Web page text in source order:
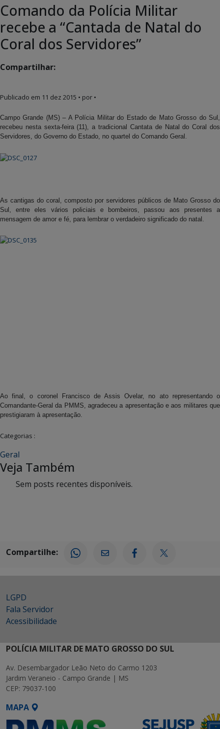
Comando da Polícia Militar
recebe a “Cantada de Natal do
Coral dos Servidores”
Compartilhar:
Publicado em 11 dez 2015 • por •
Campo Grande (MS) – A Polícia Militar do Estado de Mato Grosso do Sul,
recebeu nesta sexta-feira (11), a tradicional Cantata de Natal do Coral dos
Servidores, do Governo do Estado, no quartel do Comando Geral.
As cantigas do coral, composto por servidores públicos de Mato Grosso do
Sul, entre eles vários policiais e bombeiros, passou aos presentes a
mensagem de amor e fé, para lembrar o verdadeiro significado do natal.
Ao final, o coronel Francisco de Assis Ovelar, no ato representando o
Comandante-Geral da PMMS, agradeceu a apresentação e aos militares que
prestigiaram à apresentação.
Categorias :
Geral
Veja Também
Sem posts recentes disponíveis.
Compartilhe:
LGPD
Fala Servidor
Acessibilidade
POLÍCIA MILITAR DE MATO GROSSO DO SUL
Av. Desembargador Leão Neto do Carmo 1203
Jardim Veraneio - Campo Grande | MS
CEP: 79037-100
MAPA